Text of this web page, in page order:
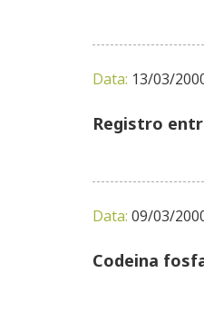
Data: 13/03/
Registro
Data: 09/03/
Codeina